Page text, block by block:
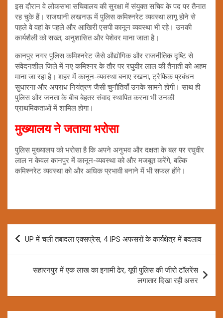
इस दौरान वे लोकसभा सचिवालय की सुरक्षा में संयुक्त सचिव के पद पर तैनात
रह चुके हैं। राजधानी लखनऊ में पुलिस कमिश्नरेट व्यवस्था लागू होने से
पहले वे वहां के पहले और आखिरी एसपी कानून व्यवस्था भी रहे। उनकी
कार्यशैली को सख्त, अनुशासित और पेशेवर माना जाता है।
कानपुर नगर पुलिस कमिश्नरेट जैसे औद्योगिक और राजनीतिक दृष्टि से
संवेदनशील जिले में नए कमिश्नर के तौर पर रघुवीर लाल की तैनाती को अहम
माना जा रहा है। शहर में कानून-व्यवस्था बनाए रखना, ट्रैफिक प्रबंधन
सुधारना और अपराध नियंत्रण जैसी चुनौतियाँ उनके सामने होंगी। साथ ही
पुलिस और जनता के बीच बेहतर संवाद स्थापित करना भी उनकी
प्राथमिकताओं में शामिल होगा।
मुख्यालय ने जताया भरोसा
पुलिस मुख्यालय को भरोसा है कि अपने अनुभव और दक्षता के बल पर रघुवीर
लाल न केवल कानपुर में कानून-व्यवस्था को और मजबूत करेंगे, बल्कि
कमिश्नरेट व्यवस्था को और अधिक प्रभावी बनाने में भी सफल होंगे।
Post
UP में चली तबादला एक्सप्रेस, 4 IPS अफसरों के कार्यक्षेत्र में बदलाव
सहारनपुर में एक लाख का इनामी ढेर, यूपी पुलिस की जीरो टॉलरेंस
लगातार दिखा रही असर